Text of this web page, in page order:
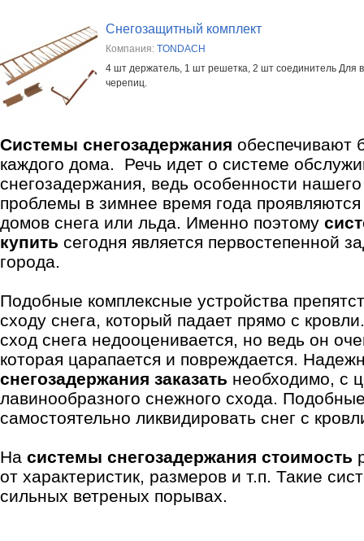
Снегозащитный комплект
Компания: TONDACH
4 шт держатель, 1 шт решетка, 2 шт соединитель Для
черепиц.
Системы снегозадержания обеспечивают
каждого дома. Речь идет о системе
снегозадержания, ведь особенности
проблемы в зимнее время года
домов снега или льда. Именно поэтому
купить сегодня является первостепенной
города.
Подобные комплексные устройства
сходу снега, который падает прямо с
сход снега недооценивается, но ведь он
которая царапается и повреждается.
снегозадержания заказать необходимо, с
лавинообразного снежного схода.
самостоятельно ликвидировать снег с
На системы снегозадержания стоимость
от характеристик, размеров и т.п. Такие
сильных ветреных порывах.